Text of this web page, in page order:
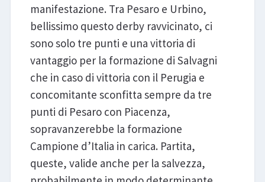
manifestazione. Tra Pesaro e Urbino,
bellissimo questo derby ravvicinato, ci
sono solo tre punti e una vittoria di
vantaggio per la formazione di Salvagni
che in caso di vittoria con il Perugia e
concomitante sconfitta sempre da tre
punti di Pesaro con Piacenza,
sopravanzerebbe la formazione
Campione d’Italia in carica. Partita,
queste, valide anche per la salvezza,